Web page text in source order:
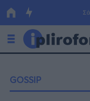
Οικονομία
GOSSIP